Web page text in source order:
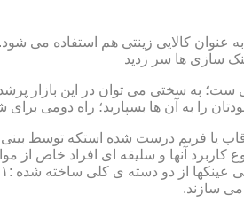
عنوان کالایی زینتی هم استفاده می
سازی ها سر زدید
ست؛ به سختی می توان در این بازار
را به آن ها بسپارید؛ راه دومی
یا فریم درست شده استکه توسط بینی
آنها و سلیقه ای افراد خاص از
سازند.